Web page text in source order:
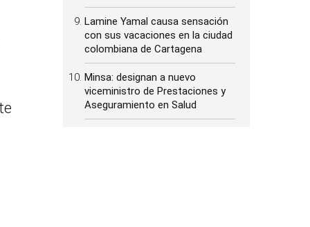
Lamine Yamal causa sensación
con sus vacaciones en la ciudad
colombiana de Cartagena
Minsa: designan a nuevo
viceministro de Prestaciones y
Aseguramiento en Salud